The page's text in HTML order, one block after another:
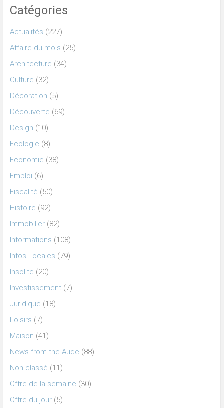
Catégories
Actualités (227)
Affaire du mois (25)
Architecture (34)
Culture (32)
Décoration (5)
Découverte (69)
Design (10)
Ecologie (8)
Economie (38)
Emploi (6)
Fiscalité (50)
Histoire (92)
Immobilier(82)
Informations (108)
Infos Locales (79)
Insolite (20)
Investissement(7)
Juridique (18)
Loisirs (7)
Maison (41)
News from the Aude (88)
Non classé (11)
Offre de la semaine (30)
Offre du jour(5)